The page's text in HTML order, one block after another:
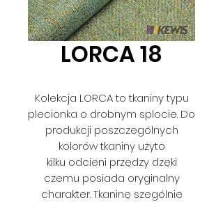
LORCA 18
Kolekcja LORCA to tkaniny typu
plecionka o drobnym splocie. Do
produkcji poszczególnych
kolorów tkaniny użyto
kilku odcieni przędzy dzęki
czemu posiada oryginalny
charakter. Tkaninę szególnie